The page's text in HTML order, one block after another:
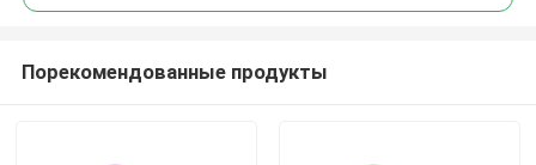
Порекомендованные продукты